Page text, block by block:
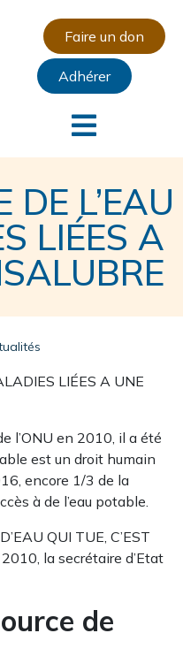
Faire un don
Adhérer
DE L’EAU
LIÉES A
LIÉES A UNE
l’ONU en 2010, il a été
est un droit humain
encore 1/3 de la
à de l’eau potable.
QUI TUE, C’EST
la secrétaire d’Etat
de